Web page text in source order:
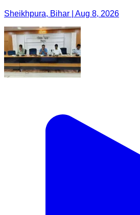
Sheikhpura, Bihar | Aug 8, 2026